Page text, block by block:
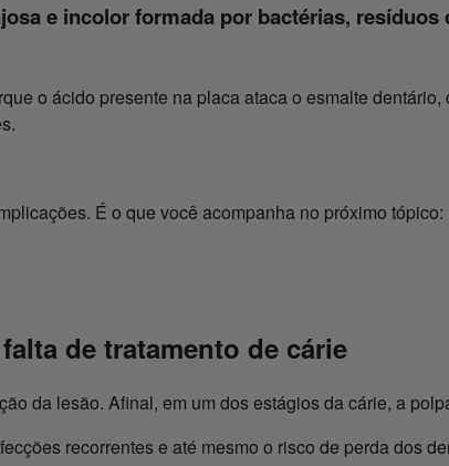
e incolor formada por bactérias,
o ácido presente na placa ataca o esmalte
É o que você acompanha no próximo tópico:
de tratamento de cárie
da lesão. Afinal, em um dos estágios da cárie, a
recorrentes e até mesmo o risco de perda dos